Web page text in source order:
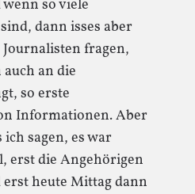
so viele
dann isses aber
fragen,
an die
so erste
Informationen. Aber
sagen, es war
erst die Angehörigen
heute Mittag dann